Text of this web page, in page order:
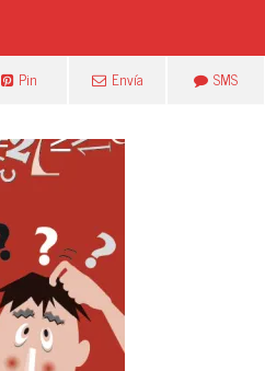
Pin Envía SMS